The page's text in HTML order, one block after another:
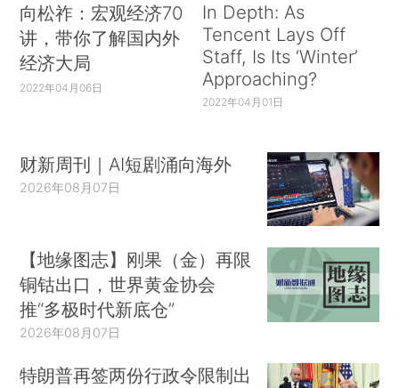
向松祚：宏观经济70
讲，带你了解国内外
经济大局
2022年04月06日
In Depth: As
Tencent Lays Off
Staff, Is Its ‘Winter’
Approaching?
2022年04月01日
财新周刊｜AI短剧涌向海外
2026年08月07日
【地缘图志】刚果（金）再限
铜钴出口，世界黄金协会
推“多极时代新底仓”
2026年08月07日
特朗普再签两份行政令限制出